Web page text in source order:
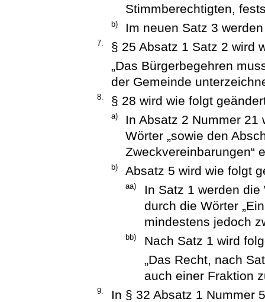
Stimmberechtigten,
b) Im neuen Satz 3
7.
§ 25 Absatz 1 Satz 2 wird
„Das Bürgerbegehren
der Gemeinde
8. § 28 wird wie folgt
a)
In Absatz 2 Nummer 21
Wörter „sowie den
Zweckvereinbarungen“
b) Absatz 5 wird wie folgt
aa)
In Satz 1 werden die
durch die Wörter
mindestens jedoch
bb)
Nach Satz 1 wird
„Das Recht, nach
auch einer Fraktion
9.
In § 32 Absatz 1 Nummer